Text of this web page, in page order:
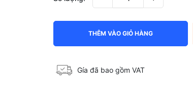
THÊM VÀO GIỎ HÀNG
Gía đã bao gồm VAT